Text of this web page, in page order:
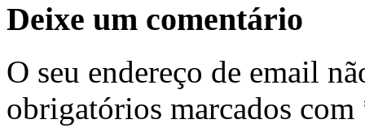
Deixe um comentário
O seu endereço de email
obrigatórios marcados com